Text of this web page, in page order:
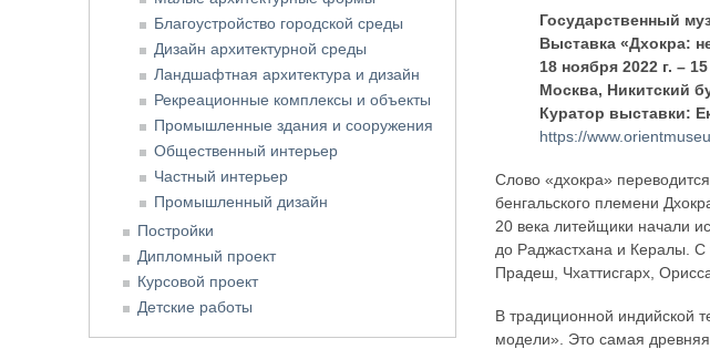
Государственный
Выставка «Дхокра:
18 ноября 2022 г. –
Москва, Никитский
Куратор выставки:
https://
Слово «дхокра»
бенгальского племени
20 века литейщики начали
до Раджастхана и Кералы. С
Прадеш, Чхаттисгарх,
В традиционной индийской
модели». Это самая
Благоустройство городской среды
Дизайн архитектурной среды
Ландшафтная архитектура и дизайн
Рекреационные комплексы и объекты
Промышленные здания и сооружения
Общественный интерьер
Частный интерьер
Промышленный дизайн
Постройки
Дипломный проект
Курсовой проект
Детские работы